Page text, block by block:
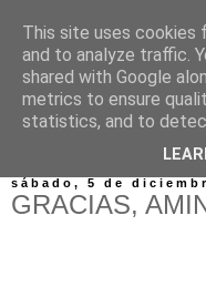
sábado, 5 de
GRACIAS,
This site uses cookies
and to analyze traffic.
shared with Google
metrics to ensure
statistics, and to